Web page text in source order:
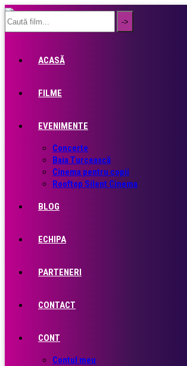
ACASĂ
FILME
EVENIMENTE
Concerte
Baia Turcească
Cinema pentru copii
Rooftop Silent Cinema
BLOG
ECHIPA
PARTENERI
CONTACT
CONT
Contul meu